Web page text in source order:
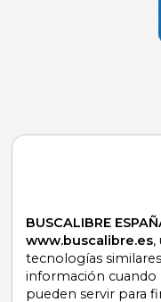
¿Necesitas ayuda?
BUSCALIBRE
www.buscalibre.es,
tecnologías
información cuando
pueden servir para